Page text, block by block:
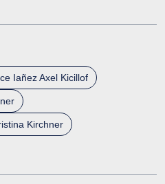
Iañez Axel Kicillof
Kirchner